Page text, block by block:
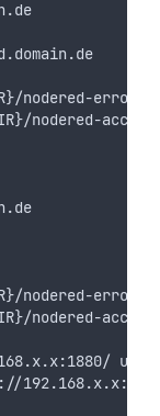
nodered-
nodered-
nodered-
nodered-